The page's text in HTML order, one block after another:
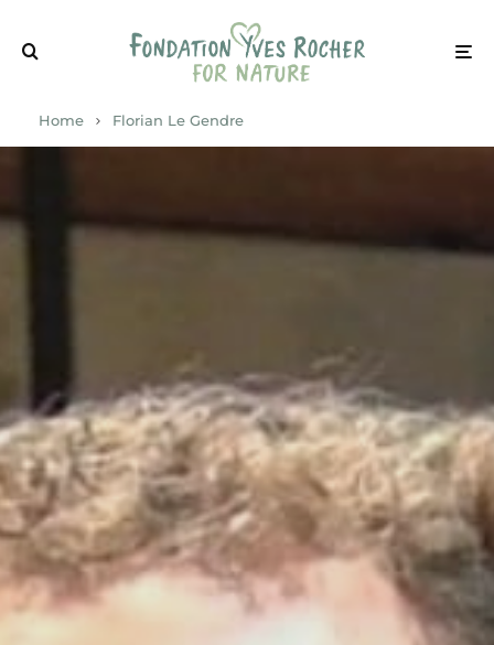
Home Florian Le Gendre